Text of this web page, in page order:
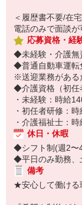
＜履歴書不要/在
電話のみで面談が
応募資格・経
◆未経験・介護無
◆普通自動車運転
※送迎業務がある
◆介護資格（初任
・未経験：時給
・初任者研修：
・介護福祉士：
休日・休暇
◆シフト制(週2〜
◆平日のみ勤務
備考
★安心して働け